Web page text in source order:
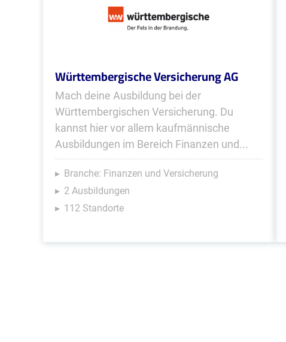
Württembergische Versicherung AG
Mach deine Ausbildung bei der
Württembergischen Versicherung. Du
kannst hier vor allem kaufmännische
Ausbildungen im Bereich Finanzen und...
Branche: Finanzen und Versicherung
2 Ausbildungen
112 Standorte